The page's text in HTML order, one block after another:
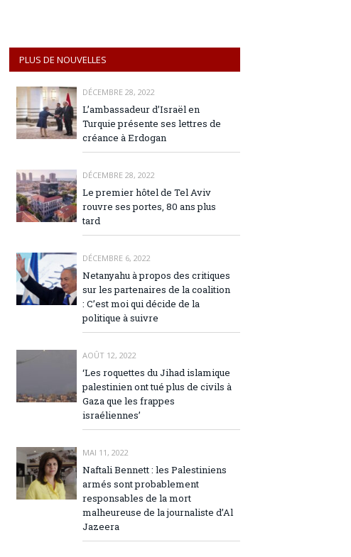
PLUS DE NOUVELLES
DÉCEMBRE 28, 2022
L’ambassadeur d’Israël en
Turquie présente ses lettres de
créance à Erdogan
DÉCEMBRE 28, 2022
Le premier hôtel de Tel Aviv
rouvre ses portes, 80 ans plus
tard
DÉCEMBRE 6, 2022
Netanyahu à propos des critiques
sur les partenaires de la coalition
: C’est moi qui décide de la
politique à suivre
AOÛT 12, 2022
‘Les roquettes du Jihad islamique
palestinien ont tué plus de civils à
Gaza que les frappes
israéliennes’
MAI 11, 2022
Naftali Bennett : les Palestiniens
armés sont probablement
responsables de la mort
malheureuse de la journaliste d’Al
Jazeera